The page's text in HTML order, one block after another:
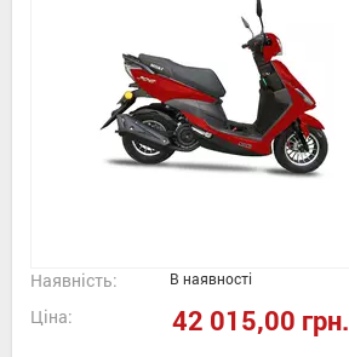
Наявність: В наявності
Ціна: 42 015,00 грн.